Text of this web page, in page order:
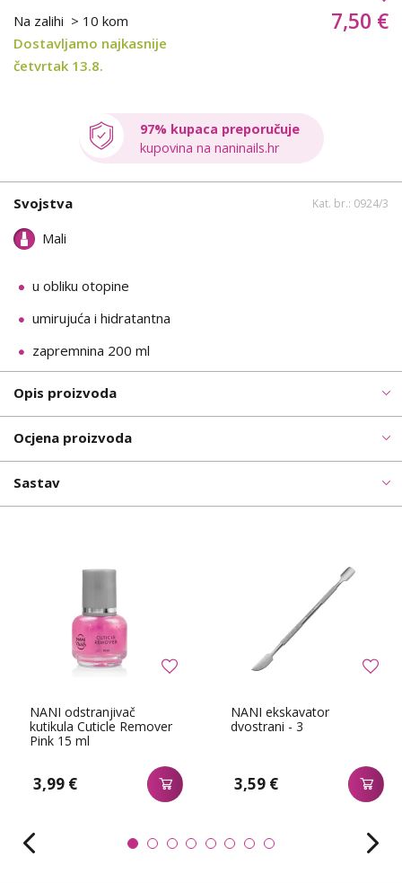
Na zalihi > 10 kom
Dostavljamo najkasnije
četvrtak 13.8.
7,50 €
97% kupaca preporučuje
kupovina na naninails.hr
Svojstva Kat. br.: 0924/3
Mali
u obliku otopine
umirujuća i hidratantna
zapremnina 200 ml
Opis proizvoda
Ocjena proizvoda
Sastav
NANI odstranjivač
kutikula Cuticle Remover
Pink 15 ml
3,99 €
NANI ekskavator
dvostrani - 3
3,59 €